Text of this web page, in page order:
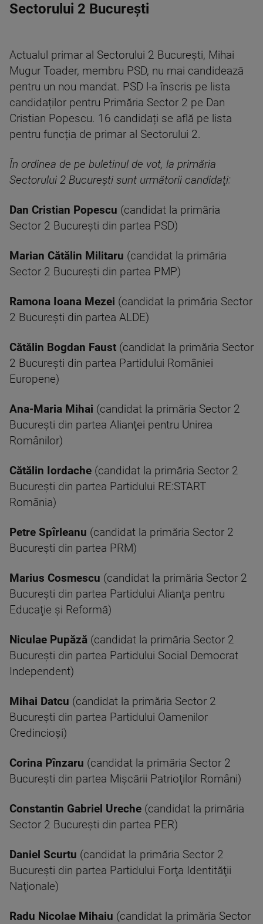
Sectorului 2 București
Actualul primar al Sectorului 2 București, Mihai
Mugur Toader, membru PSD, nu mai candidează
pentru un nou mandat. PSD l-a înscris pe lista
candidaților pentru Primăria Sector 2 pe Dan
Cristian Popescu. 16 candidați se află pe lista
pentru funcția de primar al Sectorului 2.
În ordinea de pe buletinul de vot, la primăria
Sectorului 2 București sunt următorii candidaţi:
Dan Cristian Popescu (candidat la primăria
Sector 2 București din partea PSD)
Marian Cătălin Militaru (candidat la primăria
Sector 2 București din partea PMP)
Ramona Ioana Mezei (candidat la primăria Sector
2 București din partea ALDE)
Cătălin Bogdan Faust (candidat la primăria Sector
2 București din partea Partidului României
Europene)
Ana-Maria Mihai (candidat la primăria Sector 2
București din partea Alianţei pentru Unirea
Românilor)
Cătălin Iordache (candidat la primăria Sector 2
București din partea Partidului RE:START
România)
Petre Spîrleanu (candidat la primăria Sector 2
București din partea PRM)
Marius Cosmescu (candidat la primăria Sector 2
București din partea Partidului Alianţa pentru
Educaţie şi Reformă)
Niculae Pupăză (candidat la primăria Sector 2
București din partea Partidului Social Democrat
Independent)
Mihai Datcu (candidat la primăria Sector 2
București din partea Partidului Oamenilor
Credincioşi)
Corina Pînzaru (candidat la primăria Sector 2
București din partea Mişcării Patrioţilor Români)
Constantin Gabriel Ureche (candidat la primăria
Sector 2 București din partea PER)
Daniel Scurtu (candidat la primăria Sector 2
București din partea Partidului Forţa Identităţii
Naţionale)
Radu Nicolae Mihaiu (candidat la primăria Sector